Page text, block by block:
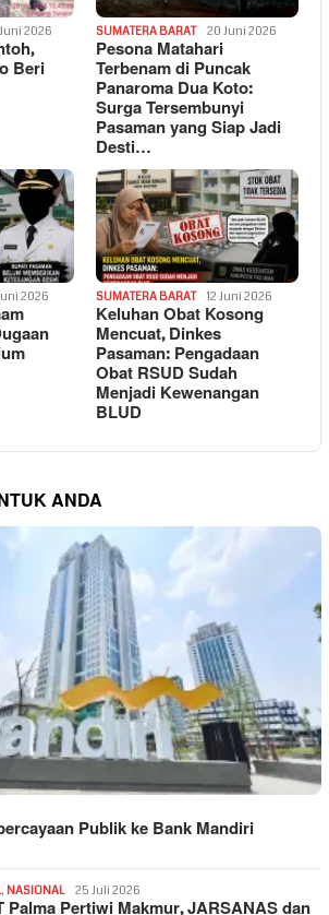
2026
Beri
SUMATERA BARAT 20 Juni 2026
Pesona Matahari
Terbenam di Puncak
Panaroma Dua Koto:
Surga Tersembunyi
Pasaman yang Siap Jadi
Desti…
2026 SUMATERA BARAT 12 Juni 2026
Keluhan Obat Kosong
Mencuat, Dinkes
Pasaman: Pengadaan
Obat RSUD Sudah
Menjadi Kewenangan
BLUD
ANDA
Publik ke Bank Mandiri
, NASIONAL 25 Juli 2026